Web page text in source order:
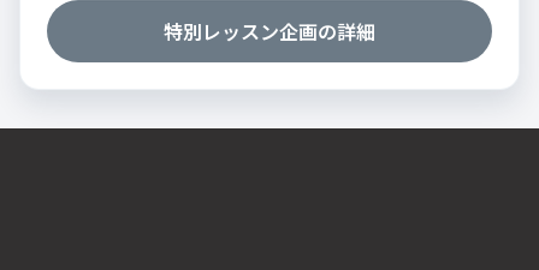
特別レッスン企画の詳細